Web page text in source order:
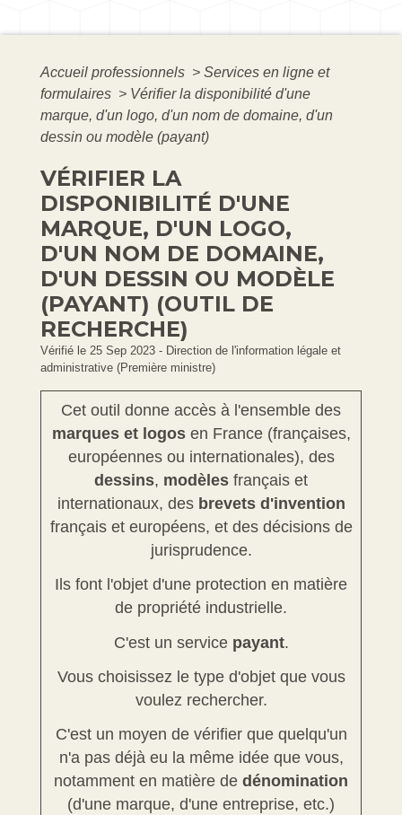
Accueil professionnels > Services en ligne et
formulaires > Vérifier la disponibilité d'une
marque, d'un logo, d'un nom de domaine, d'un
dessin ou modèle (payant)
VÉRIFIER LA
DISPONIBILITÉ D'UNE
MARQUE, D'UN LOGO,
D'UN NOM DE DOMAINE,
D'UN DESSIN OU MODÈLE
(PAYANT) (OUTIL DE
RECHERCHE)
Vérifié le 25 Sep 2023 - Direction de l'information légale et
administrative (Première ministre)
Cet outil donne accès à l'ensemble des
marques et logosen France (françaises,
européennes ou internationales), des
dessins, modèles français et
internationaux, des brevets d'invention
français et européens, et des décisions de
jurisprudence.
Ils font l'objet d'une protection en matière
de propriété industrielle.
C'est un service payant.
Vous choisissez le type d'objet que vous
voulez rechercher.
C'est un moyen de vérifier que quelqu'un
n'a pas déjà eu la même idée que vous,
notamment en matière de dénomination
(d'une marque, d'une entreprise, etc.)